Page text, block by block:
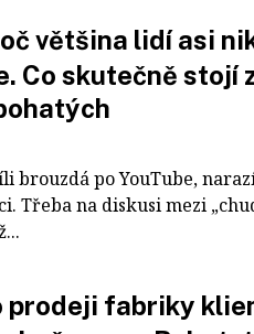
většina lidí asi
Co skutečně stojí
brouzdá po YouTube,
Třeba na diskusi mezi
prodeji fabriky